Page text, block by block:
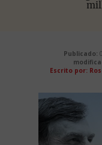
Publicado:
Escrito por: